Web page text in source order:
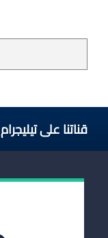
قناتنا على تيليجرام